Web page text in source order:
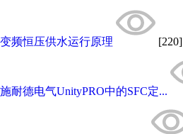
变频恒压供水运行原理 [220]
施耐德电气UnityPRO中的SFC定...